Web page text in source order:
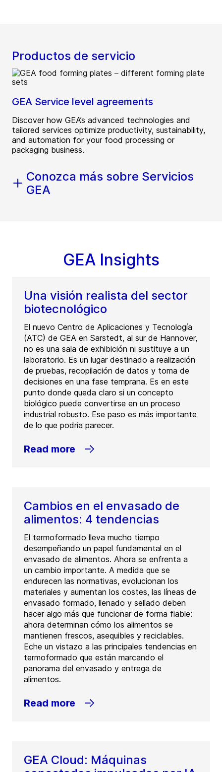
Productos de servicio
GEA Service level agreements
Discover how GEA’s advanced technologies and
tailored services optimize productivity, sustainability,
and automation for your food processing or
packaging business.
Conozca más sobre Servicios
GEA
GEA Insights
Una visión realista del sector
biotecnológico
El nuevo Centro de Aplicaciones y Tecnología
(ATC) de GEA en Sarstedt, al sur de Hannover,
no es una sala de exhibición ni sustituye a un
laboratorio. Es un lugar destinado a realización
de pruebas, recopilación de datos y toma de
decisiones en una fase temprana. Es en este
punto donde queda claro si un concepto
biológico puede convertirse en un proceso
industrial robusto. Ese paso es más importante
de lo que podría parecer.
Read more
Cambios en el envasado de
alimentos: 4 tendencias
El termoformado lleva mucho tiempo
desempeñando un papel fundamental en el
envasado de alimentos. Ahora se enfrenta a
un cambio importante. A medida que se
endurecen las normativas, evolucionan los
materiales y aumentan los costes, las líneas de
envasado formado, llenado y sellado deben
hacer algo más que funcionar de forma fiable:
ahora determinan cómo los alimentos se
mantienen frescos, asequibles y reciclables.
Eche un vistazo a las principales tendencias en
termoformado que están marcando el
panorama del envasado y entrega de
alimentos.
Read more
GEA Cloud: Máquinas